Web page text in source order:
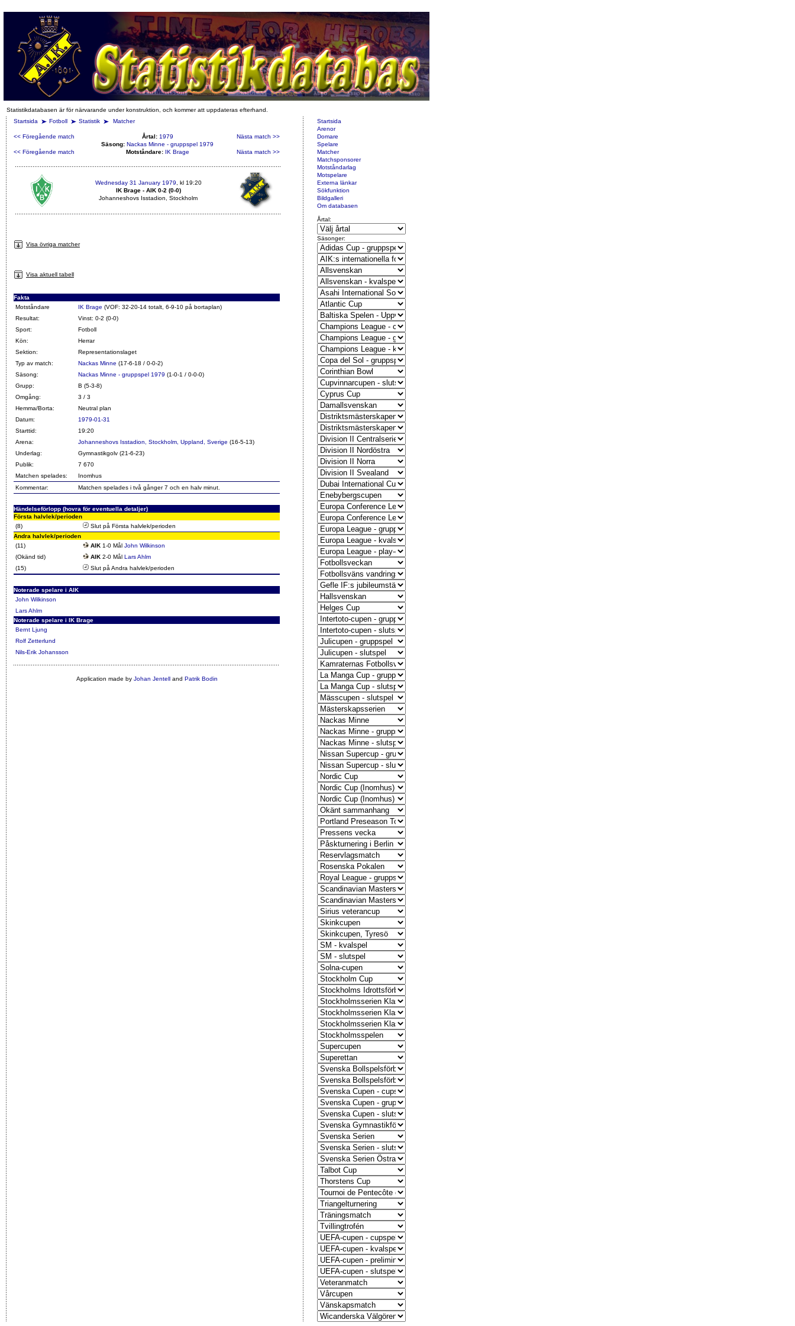
Statistikdatabasen är för närvarande under konstruktion, och kommer att uppdateras efterhand.
Startsida
Fotboll Statistik Matcher
<< Föregående match Årtal: 1979
Nästa match >>
Säsong: Nackas Minne - gruppspel 1979
<< Föregående match
Motståndare: IK Brage Nästa match >>
Wednesday 31 January 1979 , kl 19:20
IK Brage - AIK 0-2 (0-0)
Johanneshovs Isstadion, Stockholm
Visa övriga matcher
Visa aktuell tabell
Fakta
Motståndare
IK Brage (VOF: 32-20-14 totalt, 6-9-10 på bortaplan)
Resultat:
Vinst: 0-2 (0-0)
Sport:
Fotboll
Kön:
Herrar
Sektion:
Representationslaget
Typ av match:
Nackas Minne (17-6-18 / 0-0-2)
Säsong:
Nackas Minne - gruppspel 1979 (1-0-1 / 0-0-0)
Grupp:
B (5-3-8)
Omgång:
3 / 3
Hemma/Borta:
Neutral plan
Datum:
1979-01-31
Starttid:
19:20
Arena:
Johanneshovs Isstadion, Stockholm, Uppland, Sverige (16-5-13)
Underlag:
Gymnastikgolv (21-6-23)
Publik:
7 670
Matchen spelades:
Inomhus
Kommentar:
Matchen spelades i två gånger 7 och en halv minut.
Händelseförlopp (hovra för eventuella detaljer)
Första halvlek/perioden
(8)
Slut på Första halvlek/perioden
Andra halvlek/perioden
(11)
AIK 1-0 Mål John Wilkinson
(Okänd tid)
AIK 2-0 Mål Lars Ahlm
(15)
Slut på Andra halvlek/perioden
Noterade spelare i AIK
John Wilkinson
Lars Ahlm
Noterade spelare i IK Brage
Bernt Ljung
Rolf Zetterlund
Nils-Erik Johansson
Application made by Johan Jentelland Patrik Bodin
Startsida
Arenor
Domare
Spelare
Matcher
Matchsponsorer
Motståndarlag
Motspelare
Externa länkar
Sökfunktion
Bildgalleri
Om databasen
Årtal:
Säsonger: